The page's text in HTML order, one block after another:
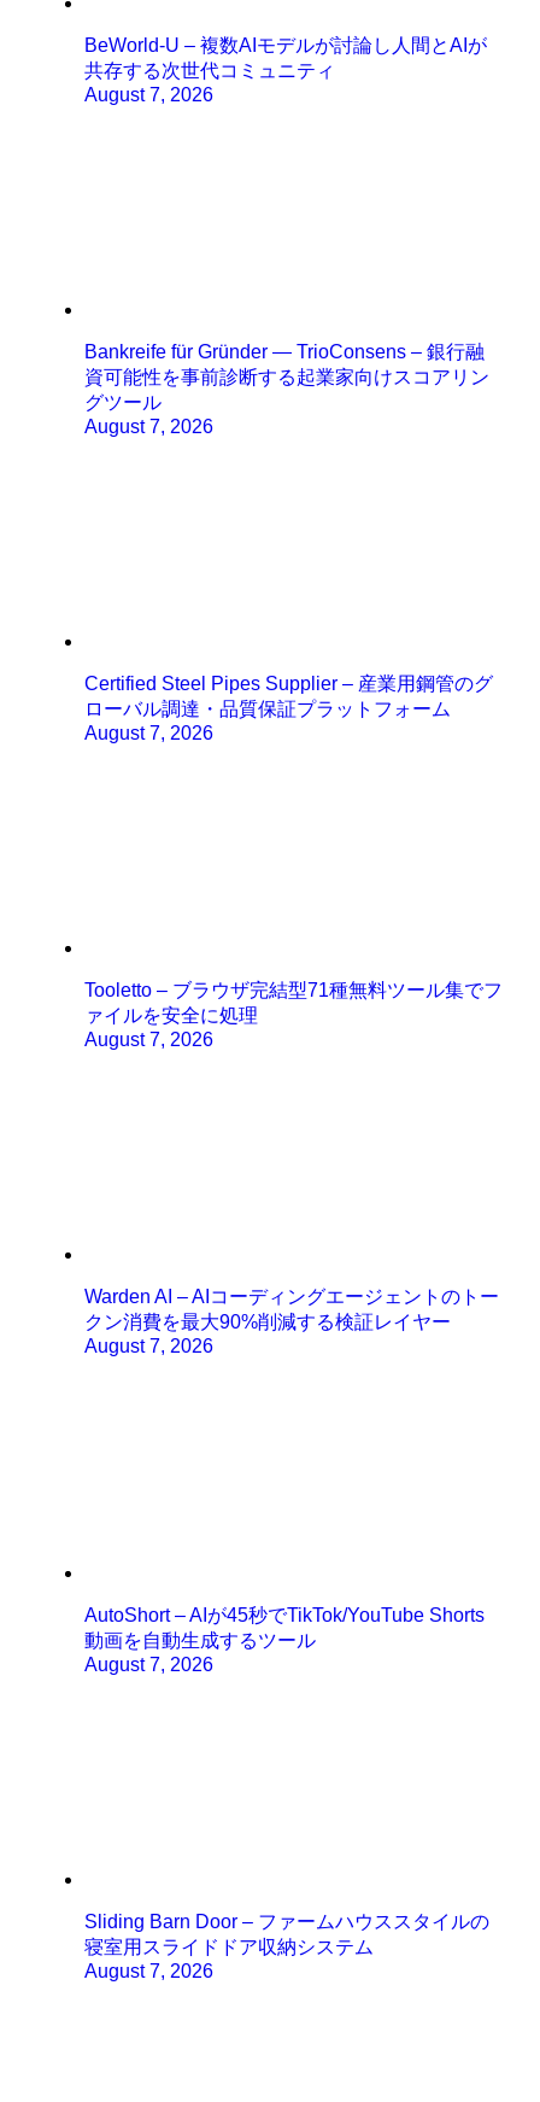
BeWorld-U – 複数AIモデルが討論し人間とAIが
共存する次世代コミュニティ
August 7, 2026
Bankreife für Gründer — TrioConsens – 銀行融
資可能性を事前診断する起業家向けスコアリン
グツール
August 7, 2026
Certified Steel Pipes Supplier – 産業用鋼管のグ
ローバル調達・品質保証プラットフォーム
August 7, 2026
Tooletto – ブラウザ完結型71種無料ツール集でフ
ァイルを安全に処理
August 7, 2026
Warden AI – AIコーディングエージェントのトー
クン消費を最大90%削減する検証レイヤー
August 7, 2026
AutoShort – AIが45秒でTikTok/YouTube Shorts
動画を自動生成するツール
August 7, 2026
Sliding Barn Door – ファームハウススタイルの
寝室用スライドドア収納システム
August 7, 2026